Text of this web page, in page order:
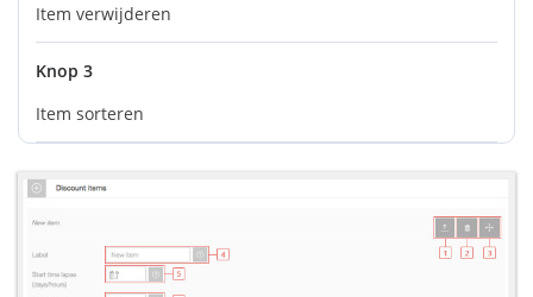
Item verwijderen
Knop 3
Item sorteren